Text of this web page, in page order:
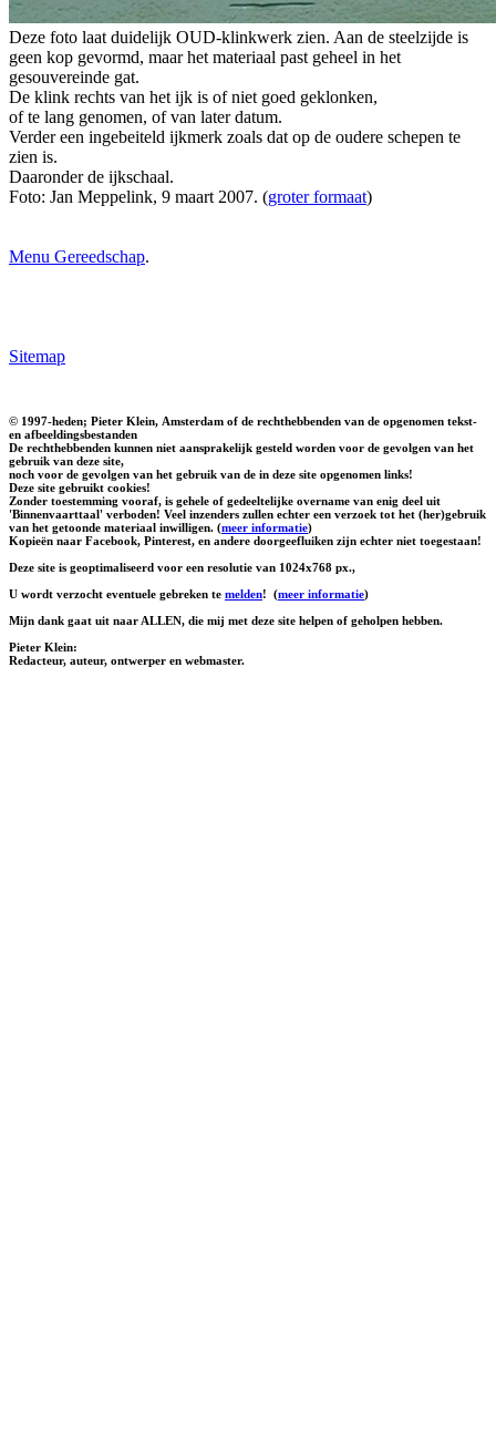
Deze foto laat duidelijk OUD-klinkwerk zien. Aan de steelzijde is
geen kop gevormd, maar het materiaal past geheel in het
gesouvereinde gat.
De klink rechts van het ijk is of niet goed geklonken,
of te lang genomen, of van later datum.
Verder een ingebeiteld ijkmerk zoals dat op de oudere schepen te
zien is.
Daaronder de ijkschaal.
Foto: Jan Meppelink, 9 maart 2007. (groter formaat)
Menu Gereedschap.
Sitemap
© 1997-heden; Pieter Klein, Amsterdam of de rechthebbenden van de opgenomen tekst-
en afbeeldingsbestanden
De rechthebbenden kunnen niet aansprakelijk gesteld worden voor de gevolgen van het
gebruik van deze site,
noch voor de gevolgen van het gebruik van de in deze site opgenomen links!
Deze site gebruikt cookies!
Zonder toestemming vooraf, is gehele of gedeeltelijke overname van enig deel uit
'Binnenvaarttaal' verboden! Veel inzenders zullen echter een verzoek tot het (her)gebruik
van het getoonde materiaal inwilligen. (meer informatie)
Kopieën naar Facebook, Pinterest, en andere doorgeefluiken zijn echter niet toegestaan!
Deze site is geoptimaliseerd voor een resolutie van 1024x768 px.,
U wordt verzocht eventuele gebreken te melden! (meer informatie)
Mijn dank gaat uit naar ALLEN, die mij met deze site helpen of geholpen hebben.
Pieter Klein:
Redacteur, auteur, ontwerper en webmaster.